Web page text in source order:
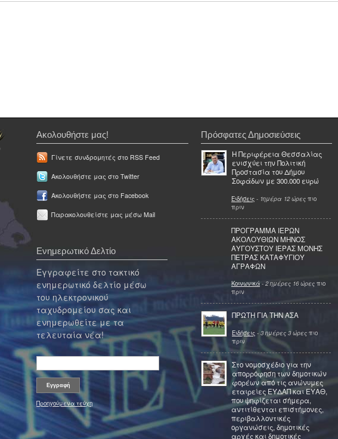
Ακολουθήστε μας!
Γίνετε συνδρομητές στο RSS Feed
Ακολουθήστε μας στο Twitter
Ακολουθήστε μας στο Facebook
Παρακολουθείστε μας μέσω Mail
Ενημερωτικό Δελτίο
Εγγραφείτε στο τακτικό
ενημερωτικό δελτίο μέσω
του ηλεκτρονικού
ταχυδρομείου σας και
ενημερωθείτε με τα
τελευταία νέα!
Προηγούμενα τεύχη
Πρόσφατες Δημοσιεύσεις
Η Περιφέρεια Θεσσαλίας
ενισχύει την Πολιτική
Προστασία του Δήμου
Σοφάδων με 300.000 ευρώ
Ειδήσεις - 1ημέρα 12 ώρες πιο
πριν
ΠΡΟΓΡΑΜΜΑ ΙΕΡΩΝ
ΑΚΟΛΟΥΘΙΩΝ ΜΗΝΟΣ
ΑΥΓΟΥΣΤΟΥ ΙΕΡΑΣ ΜΟΝΗΣ
ΠΕΤΡΑΣ ΚΑΤΑΦΥΓΙΟΥ
ΑΓΡΑΦΩΝ
Κοινωνικά - 2 ημέρες 16 ώρες πιο
πριν
ΠΡΩΤΗ ΓΙΑ ΤΗΝ ΑΣΑ
Ειδήσεις - 3 ημέρες 3 ώρες πιο
πριν
Στο νομοσχέδιο για την
απορρόφηση των δημοτικών
φορέων από τις ανώνυμες
εταιρείες ΕΥΔΑΠ και ΕΥΑΘ,
που ψηφίζεται σήμερα,
αντιτίθενται επιστήμονες,
περιβαλλοντικές
οργανώσεις, δημοτικές
αρχές και δημοτικές